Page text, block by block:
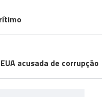
acusada de corrupção